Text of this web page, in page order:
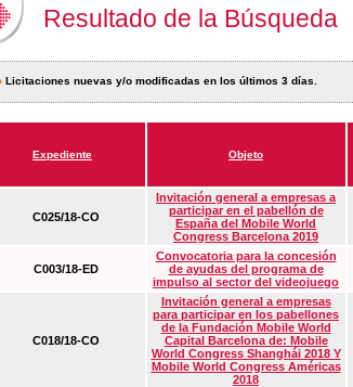
Resultado de la Búsqueda
Licitaciones nuevas y/o modificadas en los últimos 3 días.
Expediente Objeto
C025/18-CO
Invitación general a empresas a
participar en el pabellón de
España del Mobile World
Congress Barcelona 2019
C003/18-ED
Convocatoria para la concesión
de ayudas del programa de
impulso al sector del videojuego
C018/18-CO
Invitación general a empresas
para participar en los pabellones
de la Fundación Mobile World
Capital Barcelona de: Mobile
World Congress Shanghái 2018 Y
Mobile World Congress Américas
2018